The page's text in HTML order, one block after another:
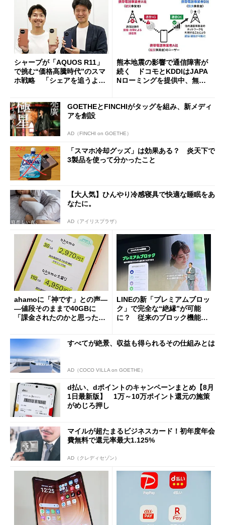
シャープが「AQUOS R11」
で挑む“価格高騰時代”のスマ
ホ戦略 「シェアを追うより
熊本地震の影響で通信障害が
続く ドコモとKDDIはJAPA
Nローミングを提供中、無料
GOETHEとFINCHIがタッグを組み、新メディ
アを創設
AD（FINCHI on GOETHE）
「スマホ冷却グッズ」は効果ある？ 炎天下で
3製品を使って分かったこと
【大人気】ひんやり冷感寝具で快適な睡眠をあ
なたに。
AD（アイリスプラザ）
ahamoに「神です」との声―
―値段そのままで40GBに
「課金されたのかと思った」
LINEの新「プレミアムブロッ
ク」で完全な“絶縁”が可能
に？ 従来のブロック機能と
すべてが絶景、収益も得られるその仕組みとは
AD（COCO VILLA on GOETHE）
d払い、dポイントのキャンペーンまとめ【8月
1日最新版】 1万～10万ポイント還元の施策
がめじろ押し
マイルが超たまるビジネスカード！初年度年会
費無料で還元率最大1.125%
AD（クレディセゾン）